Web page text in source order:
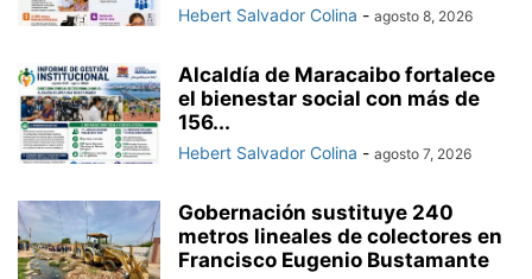
Hebert Salvador Colina - agosto 8, 2026
Alcaldía de Maracaibo fortalece
el bienestar social con más de
156...
Hebert Salvador Colina - agosto 7, 2026
Gobernación sustituye 240
metros lineales de colectores en
Francisco Eugenio Bustamante